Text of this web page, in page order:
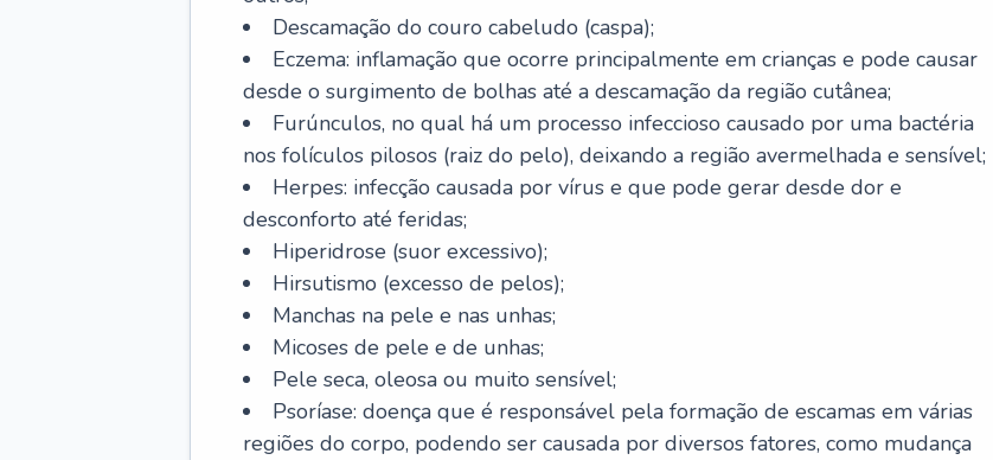
Descamação do couro cabeludo (caspa);
Eczema: inflamação que ocorre principalmente em crianças e pode causar
desde o surgimento de bolhas até a descamação da região cutânea;
Furúnculos, no qual há um processo infeccioso causado por uma bactéria
nos folículos pilosos (raiz do pelo), deixando a região avermelhada e sensível;
Herpes: infecção causada por vírus e que pode gerar desde dor e
desconforto até feridas;
Hiperidrose (suor excessivo);
Hirsutismo (excesso de pelos);
Manchas na pele e nas unhas;
Micoses de pele e de unhas;
Pele seca, oleosa ou muito sensível;
Psoríase: doença que é responsável pela formação de escamas em várias
regiões do corpo, podendo ser causada por diversos fatores, como mudança